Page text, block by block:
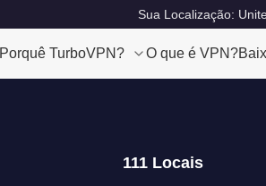
Sua Localização:
Porquê TurboVPN? O que é VPN?
111 Locais